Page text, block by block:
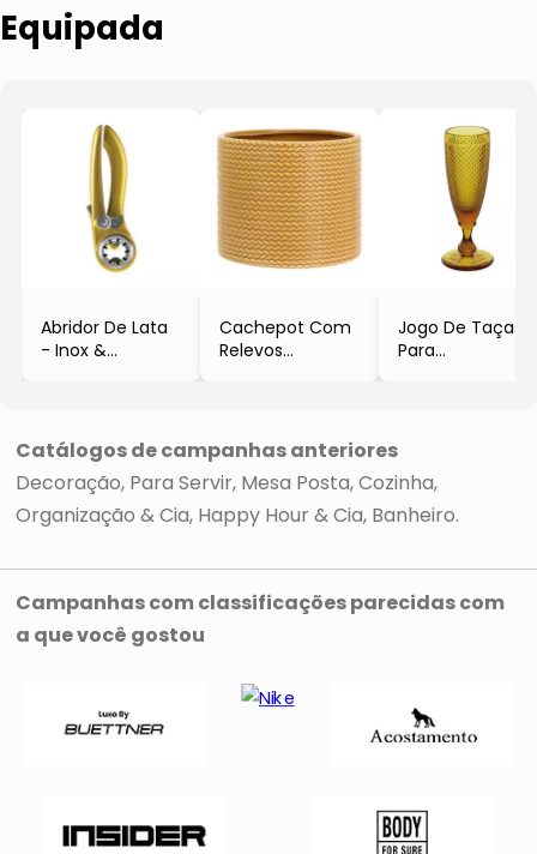
Equipada
Abridor De Lata
- Inox &
Cachepot Com
Relevos
- Unbranded
Jogo De Taças
Para
- 150ml
- Unbranded
Catálogos de campanhas anteriores
Decoração Para Servir Mesa Posta Cozinha
Organização & Cia Happy Hour & Cia Banheiro
Campanhas com classificações parecidas com
a que você gostou